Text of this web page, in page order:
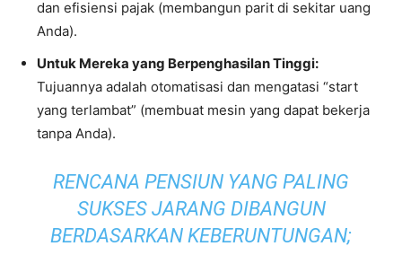
dan efisiensi pajak (membangun parit di sekitar uang
Anda).
Untuk Mereka yang Berpenghasilan Tinggi:
Tujuannya adalah otomatisasi dan mengatasi “start
yang terlambat” (membuat mesin yang dapat bekerja
tanpa Anda).
RENCANA PENSIUN YANG PALING
SUKSES JARANG DIBANGUN
BERDASARKAN KEBERUNTUNGAN;